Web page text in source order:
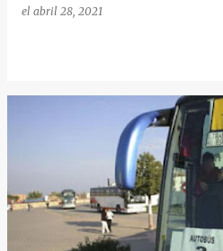
el abril 28, 2021